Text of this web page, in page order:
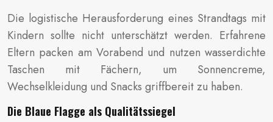
Die logistische Herausforderung eines Strandtags mit
Kindern sollte nicht unterschätzt werden. Erfahrene
Eltern packen am Vorabend und nutzen wasserdichte
Taschen mit Fächern, um Sonnencreme,
Wechselkleidung und Snacks griffbereit zu haben.
Die Blaue Flagge als Qualitätssiegel